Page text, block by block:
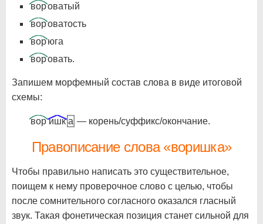
вороватый
вороватость
ворюга
воровать.
Запишем морфемный состав слова в виде итоговой
схемы:
вор ишк а — корень/суффикс/окончание.
Правописание слова «воришка»
Чтобы правильно написать это существительное,
поищем к нему проверочное слово с целью, чтобы
после сомнительного согласного оказался гласный
звук. Такая фонетическая позиция станет сильной для